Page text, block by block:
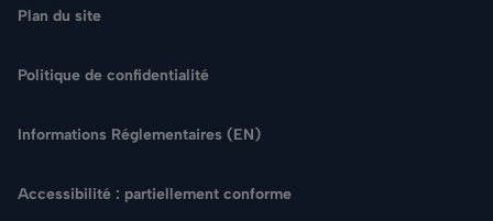
Rechercher
Plan du site
Politique de confidentialité
Informations Réglementaires (EN)
Accessibilité : partiellement conforme